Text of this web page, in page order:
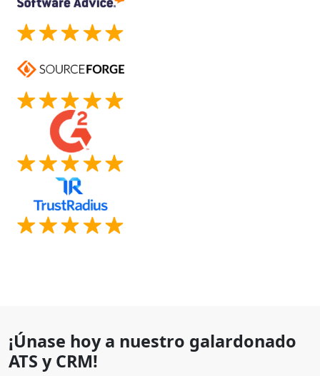
¡Únase hoy a nuestro galardonado
ATS y CRM!